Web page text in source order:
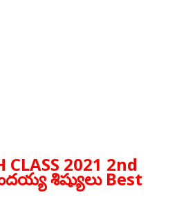
CLASS 2021 2nd
శిష్యులు Best